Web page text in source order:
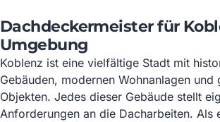
Dachdeckermeister für
Umgebung
Koblenz ist eine vielfältige Stadt mit
Gebäuden, modernen Wohnanlagen und
Objekten. Jedes dieser Gebäude stellt
Anforderungen an die Dacharbeiten. Als